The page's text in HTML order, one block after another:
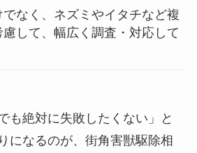
なく、ネズミやイタチなど複
して、幅広く調査・対応して
も絶対に失敗したくない」と
になるのが、街角害獣駆除相